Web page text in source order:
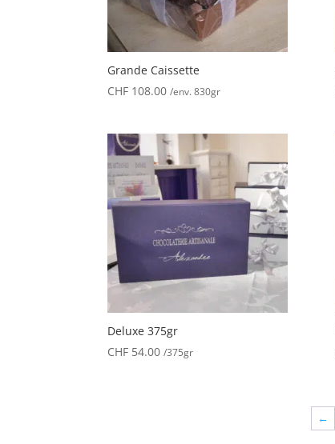
Grande Caissette
CHF 108.00 /env. 830gr
Deluxe 375gr
CHF 54.00 /375gr
←